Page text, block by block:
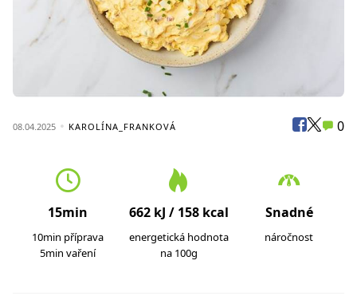
08.04.2025 KAROLÍNA_FRANKOVÁ 0
15min
10min příprava
5min vaření
662 kJ / 158 kcal
energetická hodnota
na 100g
Snadné
náročnost